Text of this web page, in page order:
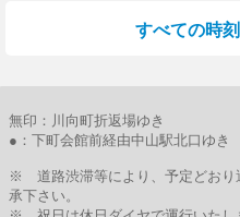
すべての時
無印：川向町折返場ゆき
●：下町会館前経由中山駅北口ゆき
※ 道路渋滞等により、予定どおり
承下さい。